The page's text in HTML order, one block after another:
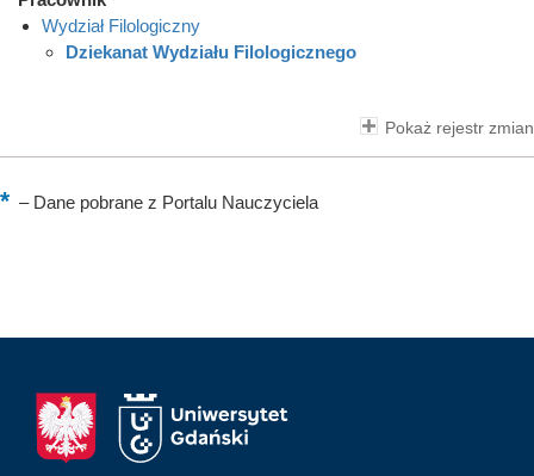
Wydział Filologiczny
Dziekanat Wydziału Filologicznego
Pokaż rejestr zmian
–Dane pobrane z Portalu Nauczyciela